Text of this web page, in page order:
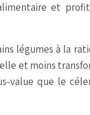
et
légumes à la
et moins
value que le